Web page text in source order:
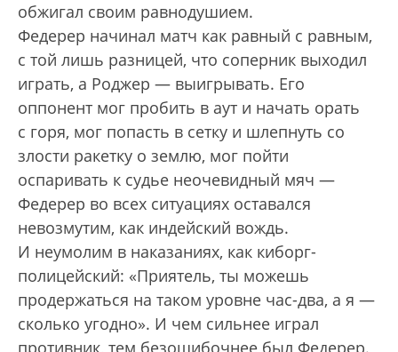
обжигал своим равнодушием.
Федерер начинал матч как равный с равным,
с той лишь разницей, что соперник выходил
играть, а Роджер — выигрывать. Его
оппонент мог пробить в аут и начать орать
с горя, мог попасть в сетку и шлепнуть со
злости ракетку о землю, мог пойти
оспаривать к судье неочевидный мяч —
Федерер во всех ситуациях оставался
невозмутим, как индейский вождь.
И неумолим в наказаниях, как киборг-
полицейский: «Приятель, ты можешь
продержаться на таком уровне час-два, а я —
сколько угодно». И чем сильнее играл